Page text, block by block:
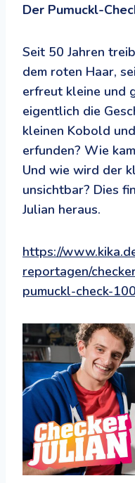
Der Pumuckl-
Seit 50 Jahren
dem roten Haar,
erfreut kleine und
eigentlich die
kleinen Kobold
erfunden? Wie
Und wie wird der
unsichtbar? Dies
Julian heraus.
https://
reportagen/
pumuckl-check-100